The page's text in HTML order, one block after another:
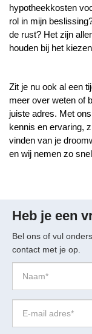
hypotheekkosten
rol in mijn
de rust? Het zijn
houden bij het
Zit je nu ook al een
meer over weten of
juiste adres. Met
kennis en ervaring,
vinden van je
en wij nemen zo
Heb je een
Bel ons of vul
contact met je op.